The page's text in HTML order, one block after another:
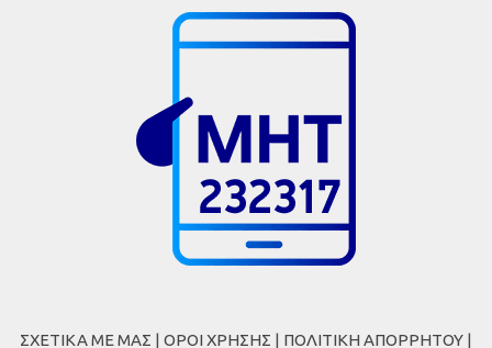
ΣΧΕΤΙΚΑ ΜΕ ΜΑΣ | ΟΡΟΙ ΧΡΗΣΗΣ | ΠΟΛΙΤΙΚΗ ΑΠΟΡΡΗΤΟΥ |